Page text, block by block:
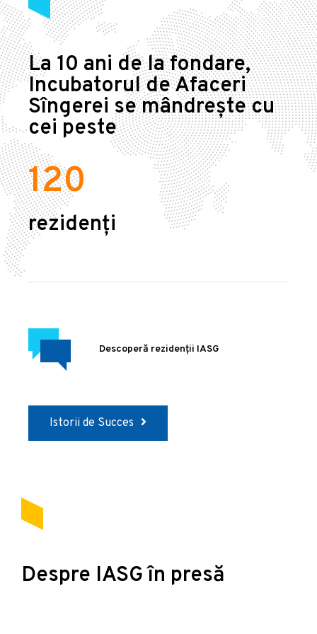
La 10 ani de la fondare,
Incubatorul de Afaceri
Sîngerei se mândrește cu
cei peste
120
rezidenți
Descoperă rezidenții IASG
Istorii de Succes
Despre IASG în presă